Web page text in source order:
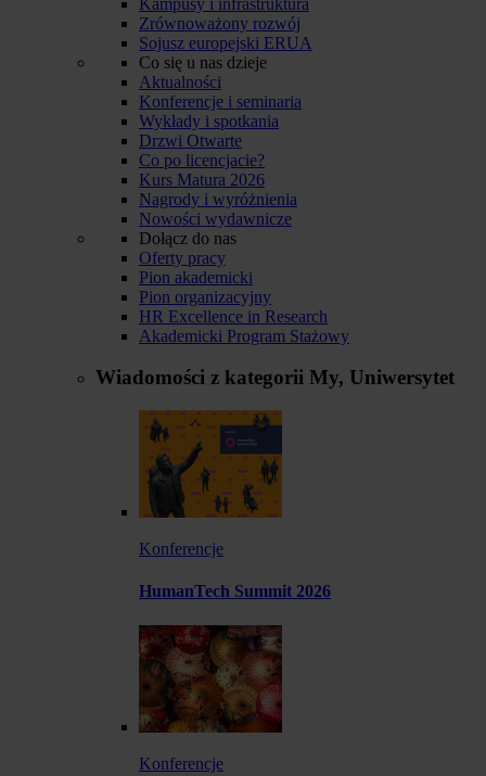
Zrównoważony rozwój
Sojusz europejski ERUA
Co się u nas dzieje
Aktualności
Konferencje i seminaria
Wykłady i spotkania
Drzwi Otwarte
Co po licencjacie?
Kurs Matura 2026
Nagrody i wyróżnienia
Nowości wydawnicze
Dołącz do nas
Oferty pracy
Pion akademicki
Pion organizacyjny
HR Excellence in Research
Akademicki Program Stażowy
Wiadomości z kategorii My, Uniwersytet
Konferencje
HumanTech Summit 2026
Konferencje